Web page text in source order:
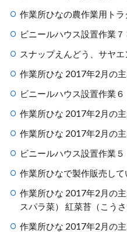
作業所ひなの農作業用トラ
ビニールハウス設置作業７
スナップえんどう、サヤ
作業所ひな 2017年2月の
ビニールハウス設置作業６
作業所ひな 2017年2月の
作業所ひな 2017年2月の
ビニールハウス設置作業５
作業所ひなで製作販売し
作業所ひな 2017年2月の
スパラ菜） 紅菜苔（こう
作業所ひな 2017年2月の